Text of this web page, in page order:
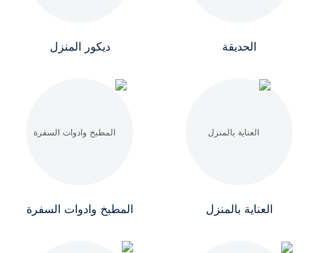
الحديقة ديكور المنزل
العناية بالمنزل المطبخ وادوات السفرة